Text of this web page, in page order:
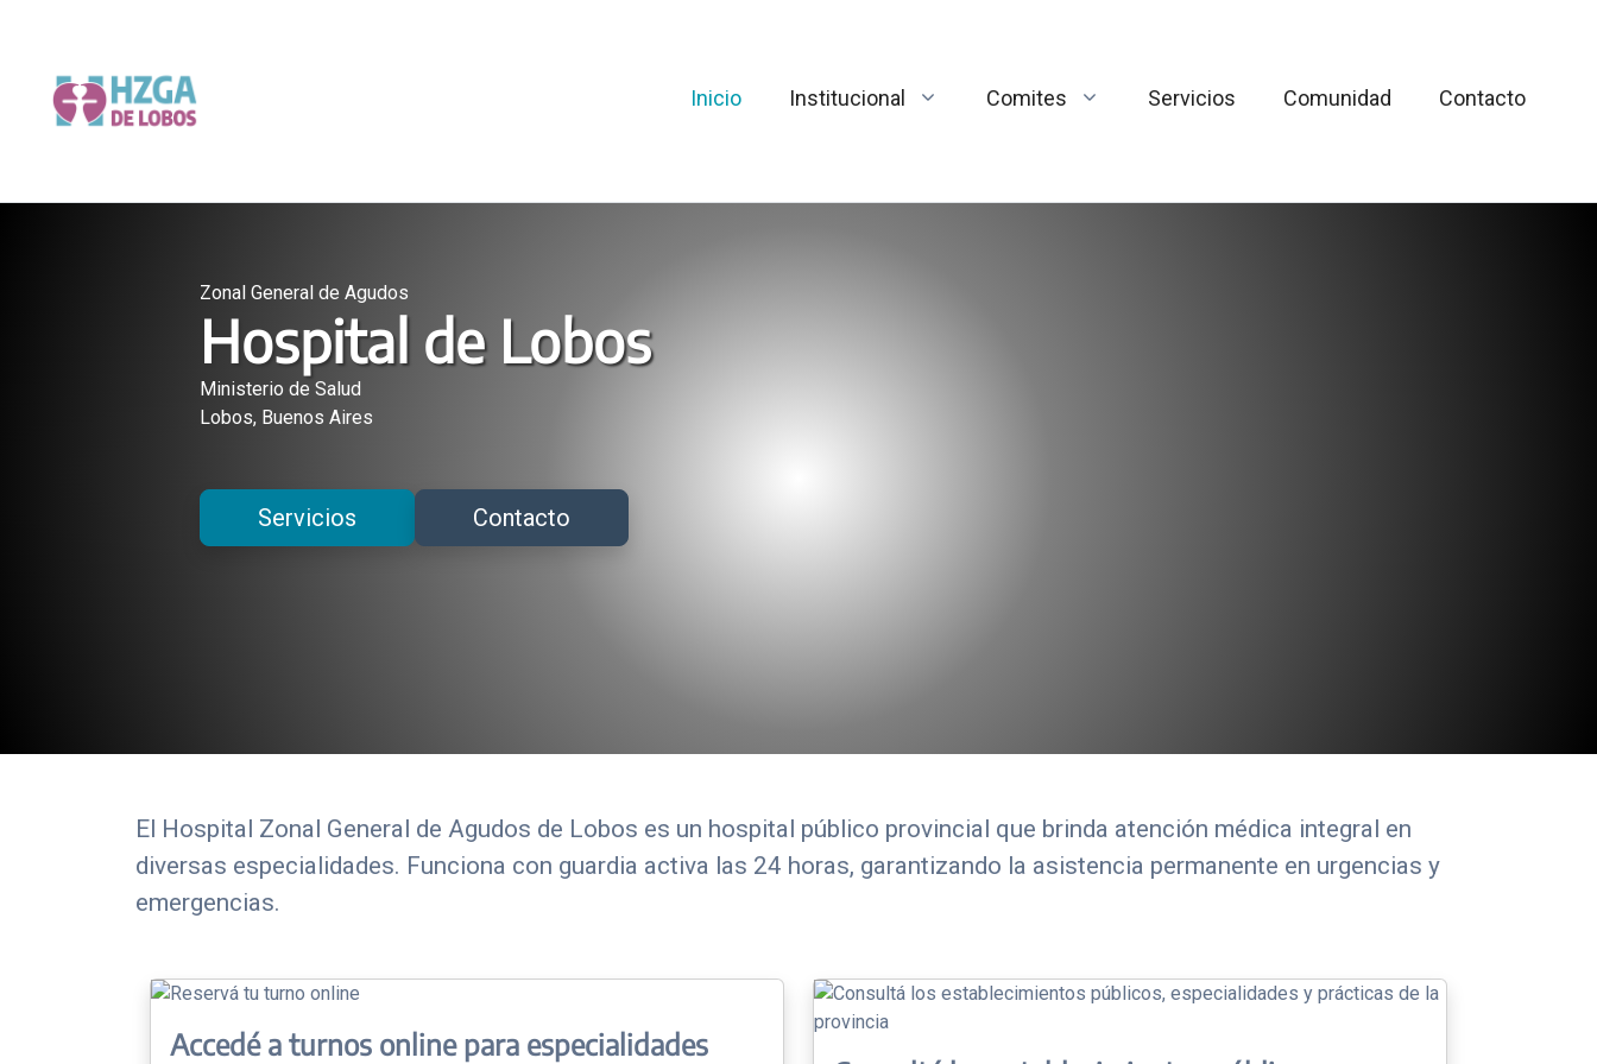
contenido
Inicio Institucional Comites Servicios Comunidad Contacto
Zonal General de Agudos
Hospital de Lobos
Ministerio de Salud
Lobos, Buenos Aires
Servicios Contacto
El Hospital Zonal General de Agudos de Lobos es un hospital público provincial que brinda atención médica integral en
diversas especialidades. Funciona con guardia activa las 24 horas, garantizando la asistencia permanente en urgencias y
emergencias.
Accedé a turnos online para especialidades